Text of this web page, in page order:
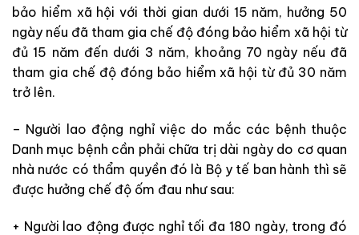
bảo hiểm xã hội với thời gian dưới 15 năm, hưởng 50
ngày nếu đã tham gia chế độ đóng bảo hiểm xã hội từ
đủ 15 năm đến dưới 3 năm, khoảng 70 ngày nếu đã
tham gia chế độ đóng bảo hiểm xã hội từ đủ 30 năm
trở lên.
– Người lao động nghỉ việc do mắc các bệnh thuộc
Danh mục bệnh cần phải chữa trị dài ngày do cơ quan
nhà nước có thẩm quyền đó là Bộ y tế ban hành thì sẽ
được hưởng chế độ ốm đau như sau:
+ Người lao động được nghỉ tối đa 180 ngày, trong đó